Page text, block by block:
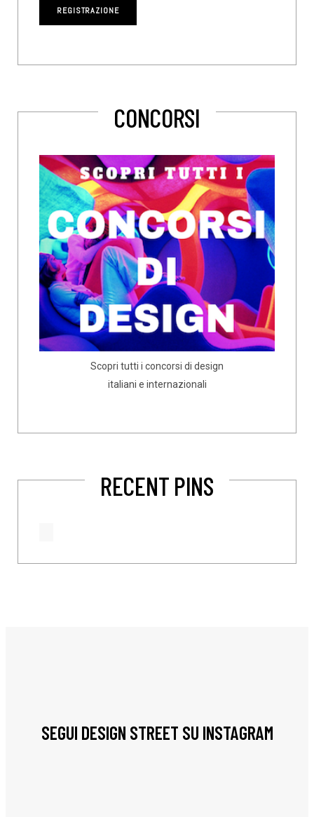
CONCORSI
Scopri tutti i concorsi di design
italiani e internazionali
RECENT PINS
SEGUI DESIGN STREET SU INSTAGRAM